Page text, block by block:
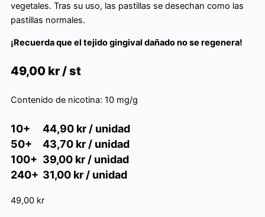
vegetales. Tras su uso, las pastillas se desechan como las
pastillas normales.
¡Recuerda que el tejido gingival dañado no se regenera!
49,00 kr / st
Contenido de nicotina: 10 mg/g
10+
44,90 kr / unidad
50+
43,70 kr / unidad
100+ 39,00 kr / unidad
240+ 31,00 kr / unidad
49,00 kr